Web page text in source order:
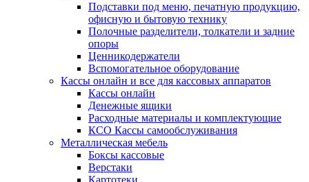
Подставки под меню, печатную продукцию,
офисную и бытовую технику
Полочные разделители, толкатели и задние
опоры
Ценникодержатели
Вспомогательное оборудование
Кассы онлайн и все для кассовых аппаратов
Кассы онлайн
Денежные ящики
Расходные материалы и комплектующие
КСО Кассы самообслуживания
Металлическая мебель
Боксы кассовые
Верстаки
Картотеки